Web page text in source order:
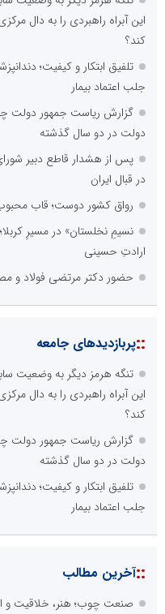
این آبراه راهبردی را به دال
کند؟
تلفیق ابتکار و کیفیت؛
جلب اعتماد بیمار
گزارش ریاست جمهور دولت
دولت در دو سال گذشته
پس از هشدار قاطع دبیر
در قبال ایران
رواق کشور دوست؛ قاب محبوب
نسیمِ نخلستان» در مسیرِ
ارادتِ حسینی
حضور دکتر مرتضی فولاد و
::پربازدیدهای جامعه
تنگه هرمز دیگر به وضعیت
این آبراه راهبردی را به دال
کند؟
گزارش ریاست جمهور دولت
دولت در دو سال گذشته
تلفیق ابتکار و کیفیت؛
جلب اعتماد بیمار
::آخرین مطالب
صنعت چوب؛ هنر، خلاقیت و